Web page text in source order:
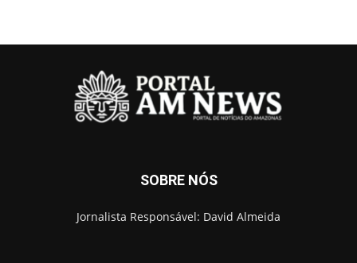
SOBRE NÓS
Jornalista Responsável: David Almeida